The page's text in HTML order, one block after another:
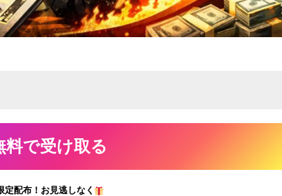
配布！お見逃しなく